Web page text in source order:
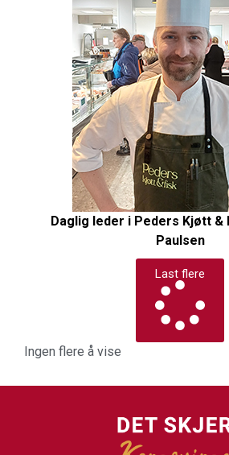
Daglig leder i Peders Kjøtt &
Paulsen
Last flere
Ingen flere å vise